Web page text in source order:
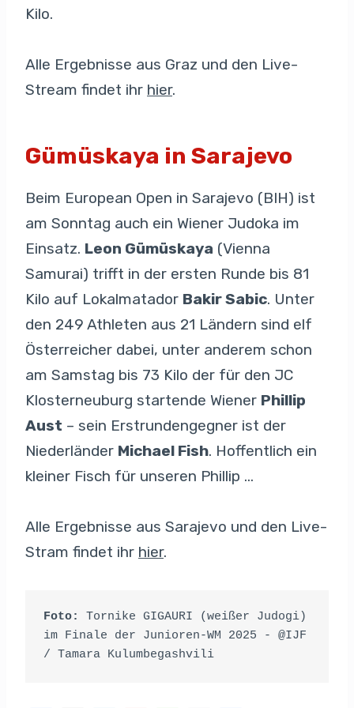
Kilo.
Alle Ergebnisse aus Graz und den Live-
Stream findet ihr hier.
Gümüskaya in Sarajevo
Beim European Open in Sarajevo (BIH) ist
am Sonntag auch ein Wiener Judoka im
Einsatz. Leon Gümüskaya (Vienna
Samurai) trifft in der ersten Runde bis 81
Kilo auf Lokalmatador Bakir Sabic. Unter
den 249 Athleten aus 21 Ländern sind elf
Österreicher dabei, unter anderem schon
am Samstag bis 73 Kilo der für den JC
Klosterneuburg startende Wiener Phillip
Aust – sein Erstrundengegner ist der
Niederländer Michael Fish. Hoffentlich ein
kleiner Fisch für unseren Phillip …
Alle Ergebnisse aus Sarajevo und den Live-
Stram findet ihr hier.
Foto: Tornike GIGAURI (weißer Judogi)
im Finale der Junioren-WM 2025 - @IJF
/ Tamara Kulumbegashvili